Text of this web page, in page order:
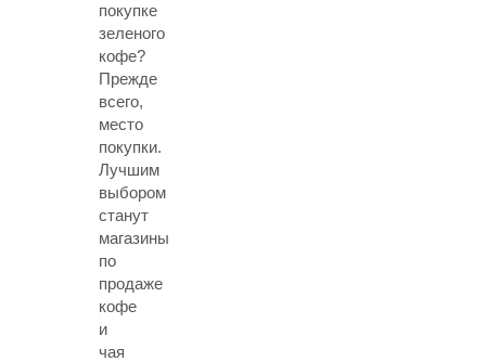
покупке
зеленого
кофе?
Прежде
всего,
место
покупки.
Лучшим
выбором
станут
магазины
по
продаже
кофе
и
чая